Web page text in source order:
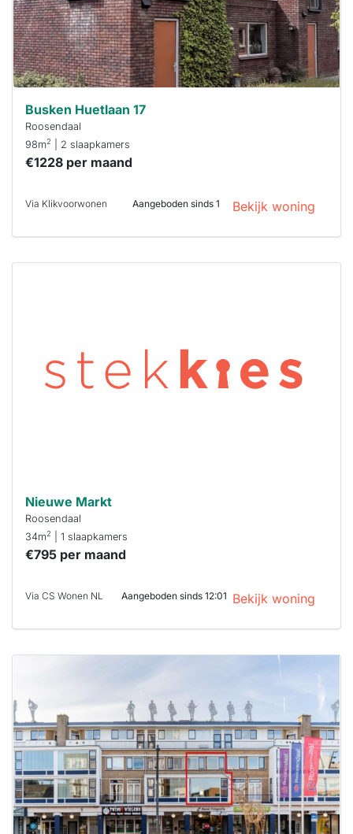
je hierbij!
Busken Huetlaan 17
Roosendaal
98m2 | 2 slaapkamers
€1228 per maand
Via Klikvoorwonen Aangeboden sinds 1 Bekijk woning
binnen 15
minuten
reageren.
Stekkies helpt
Nieuwe Markt
Roosendaal
34m2 | 1 slaapkamers
€795 per maand
Via CS Wonen NL Aangeboden sinds 12:01 Bekijk woning
al verhuurd
Om kans te
maken moet je
binnen 15
minuten
reageren.
Stekkies helpt
je hierbij!